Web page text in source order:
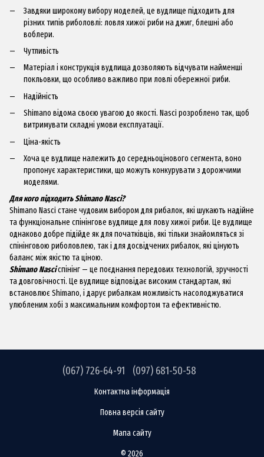
Завдяки широкому вибору моделей, це вудлище підходить для
різних типів риболовлі: ловля хижої риби на джиг, блешні або
воблери.
Чутливість
Матеріал і конструкція вудлища дозволяють відчувати найменші
покльовки, що особливо важливо при ловлі обережної риби.
Надійність
Shimano відома своєю увагою до якості. Nasci розроблено так, щоб
витримувати складні умови експлуатації.
Ціна-якість
Хоча це вудлище належить до середньоцінового сегмента, воно
пропонує характеристики, що можуть конкурувати з дорожчими
моделями.
Для кого підходить Shimano Nasci?
Shimano Nasci стане чудовим вибором для рибалок, які шукають надійне
та функціональне спінінгове вудлище для лову хижої риби. Це вудлище
однаково добре підійде як для початківців, які тільки знайомляться зі
спінінговою риболовлею, так і для досвідчених рибалок, які цінують
баланс між якістю та ціною.
Shimano Nasciспінінг — це поєднання передових технологій, зручності
та довговічності. Це вудлище відповідає високим стандартам, які
встановлює Shimano, і дарує рибалкам можливість насолоджуватися
улюбленим хобі з максимальним комфортом та ефективністю.
(067) 726-64-91 (097) 681-50-58
Контактна інформація
Повна версія сайту
Мапа сайту
© 2026